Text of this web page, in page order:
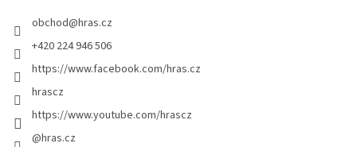
obchod@hras.cz
+420 224 946 506
https://www.facebook.com/hras.cz
hrascz
https://www.youtube.com/hrascz
@hras.cz